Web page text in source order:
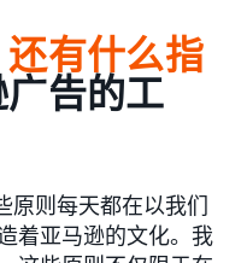
还有什么指
告的工
原则每天都在以我们
着亚马逊的文化。我